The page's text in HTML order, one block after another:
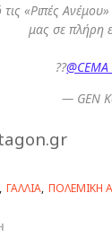
τις «Ριπές
μας σε πλήρη
??
— GEN
ΓΑΛΛΙΑ ΠΟΛΕΜΙΚΗ